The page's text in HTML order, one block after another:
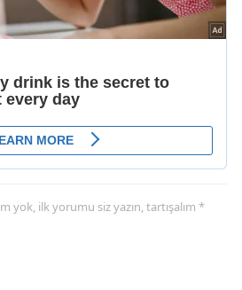
yok, ilk yorumu siz yazın, tartışalım *